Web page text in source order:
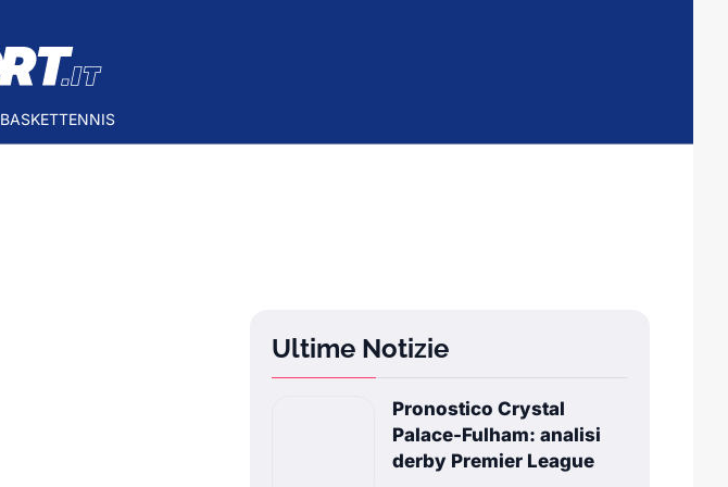
BASKETTENNIS
Ultime Notizie
Pronostico Crystal
Palace-Fulham: analisi
derby Premier League